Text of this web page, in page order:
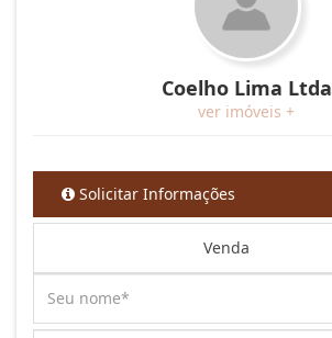
Coelho Lima Ltda
ver imóveis +
Solicitar Informações
Venda